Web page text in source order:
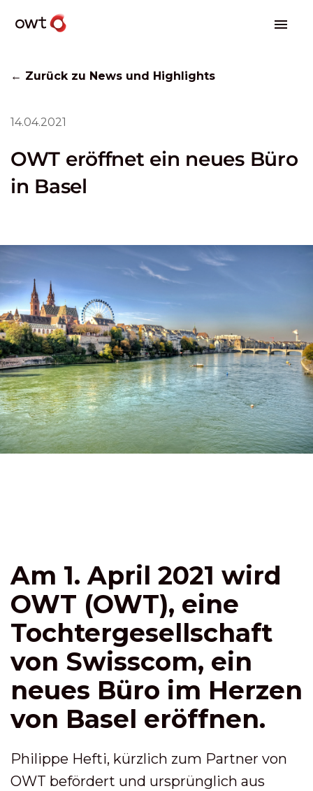
← Zurück zu News und Highlights
14.04.2021
OWT eröffnet ein neues Büro
in Basel
Am 1. April 2021 wird
OWT (OWT), eine
Tochtergesellschaft
von Swisscom, ein
neues Büro im Herzen
von Basel eröffnen.
Philippe Hefti, kürzlich zum Partner von
OWT befördert und ursprünglich aus